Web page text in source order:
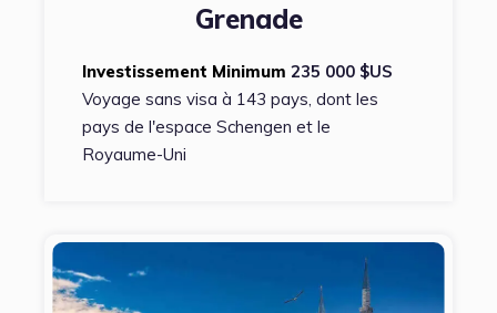
Grenade
Investissement Minimum 235 000 $US
Voyage sans visa à 143 pays, dont les
pays de l'espace Schengen et le
Royaume-Uni